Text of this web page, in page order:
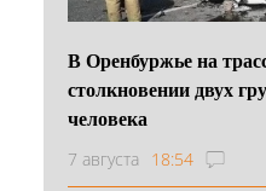
В Оренбуржье на
столкновении двух
человека
7 августа 18:54